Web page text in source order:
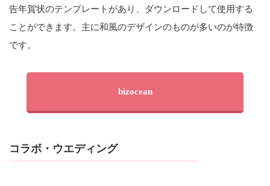
告年賀状のテンプレートがあり、ダウンロードして使用する
ことができます。主に和風のデザインのものが多いのが特徴
です。
bizocean
コラボ・ウエディング